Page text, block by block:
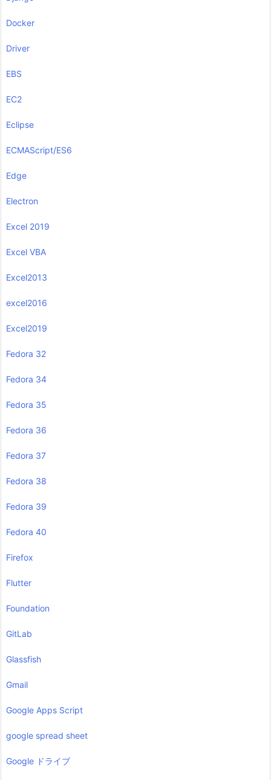
Docker
Driver
EBS
EC2
Eclipse
ECMAScript/ES6
Edge
Electron
Excel 2019
Excel VBA
Excel2013
excel2016
Excel2019
Fedora 32
Fedora 34
Fedora 35
Fedora 36
Fedora 37
Fedora 38
Fedora 39
Fedora 40
Firefox
Flutter
Foundation
GitLab
Glassfish
Gmail
Google Apps Script
google spread sheet
Google ドライブ